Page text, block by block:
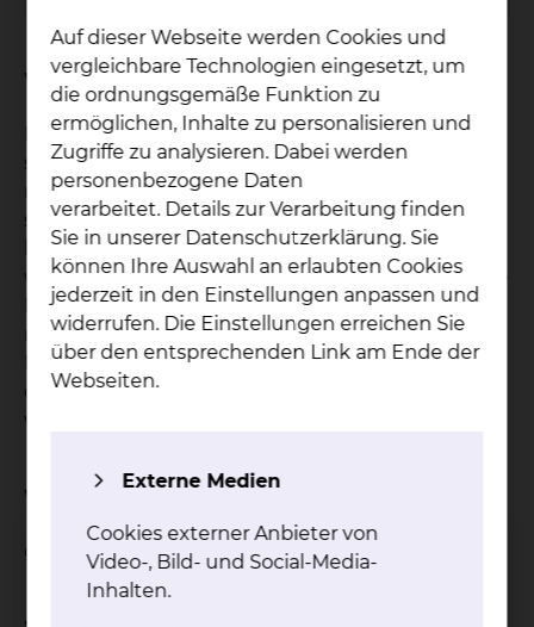
Worum geht es bei der Studie?
Frühgeborene entwickeln manchmal eine
schwere Darmentzündung und müssen
notfallmäßig operiert werden. Häufig leiden sie
später an einem Kurzdarmsyndrom und müssen
künstlich ernährt werden. Im Rahmen einer
wissenschaftlichen Studie werden retrospektiv die
Daten dieser Patienten ausgewertet, um
mögliche Prognose Faktoren zu finden, die ein
Kurzdarmsyndrom verhindern können. Innerhalb
der nächsten 2 Jahre werden die Ergebnisse
vorgestellt.
Wie ist der Status der Studie?
geschlossen
Auf dieser Webseite werden Cookies und
vergleichbare Technologien eingesetzt, um
die ordnungsgemäße Funktion zu
ermöglichen, Inhalte zu personalisieren und
Zugriffe zu analysieren. Dabei werden
personenbezogene Daten
verarbeitet. Details zur Verarbeitung finden
Sie in unserer Datenschutzerklärung. Sie
können Ihre Auswahl an erlaubten Cookies
jederzeit in den Einstellungen anpassen und
widerrufen. Die Einstellungen erreichen Sie
über den entsprechenden Link am Ende der
Webseiten.
Externe Medien
Cookies externer Anbieter von
Video-, Bild- und Social-Media-
Inhalten.